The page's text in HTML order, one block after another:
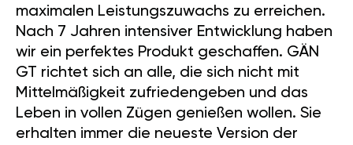
maximalen Leistungszuwachs zu erreichen.
Nach 7 Jahren intensiver Entwicklung haben
wir ein perfektes Produkt geschaffen. GÄN
GT richtet sich an alle, die sich nicht mit
Mittelmäßigkeit zufriedengeben und das
Leben in vollen Zügen genießen wollen. Sie
erhalten immer die neueste Version der